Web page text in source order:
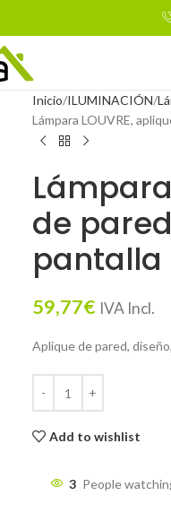
Inicio ILUMINACIÓN
Lámpara LOUVRE,
de
pantalla
59,77€ IVA Incl.
Aplique de pared,
Add to wishlist
3 People